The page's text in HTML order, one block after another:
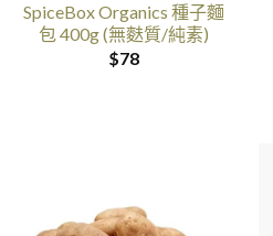
SpiceBox Organics 種子麵
包 400g (無麩質/純素)
$78